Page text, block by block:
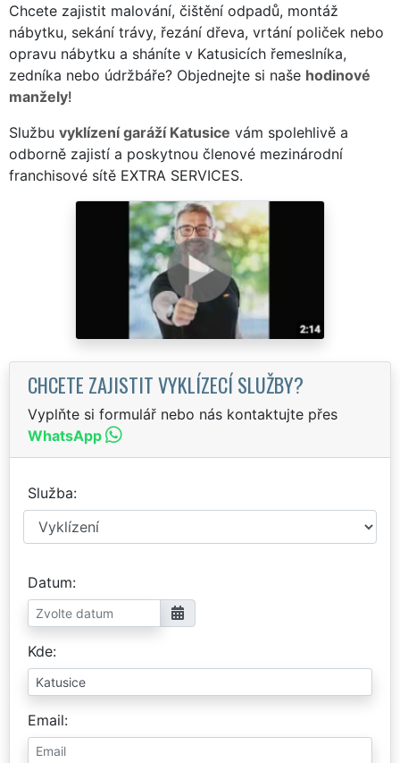
Chcete zajistit malování, čištění odpadů, montáž
nábytku, sekání trávy, řezání dřeva, vrtání poliček nebo
opravu nábytku a sháníte v Katusicích řemeslníka,
zedníka nebo údržbáře? Objednejte si naše hodinové
manžely!
Službu vyklízení garáží Katusice vám spolehlivě a
odborně zajistí a poskytnou členové mezinárodní
franchisové sítě EXTRA SERVICES.
CHCETE ZAJISTIT VYKLÍZECÍ SLUŽBY?
Vyplňte si formulář nebo nás kontaktujte přes
WhatsApp
Služba
Datum
Kde
Email